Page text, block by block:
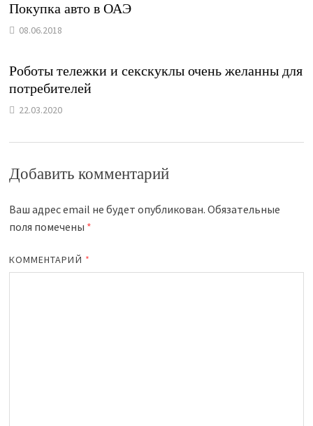
Покупка авто в ОАЭ
08.06.2018
Роботы тележки и секскуклы очень желанны для
потребителей
22.03.2020
Добавить комментарий
Ваш адрес email не будет опубликован. Обязательные
поля помечены *
КОММЕНТАРИЙ *